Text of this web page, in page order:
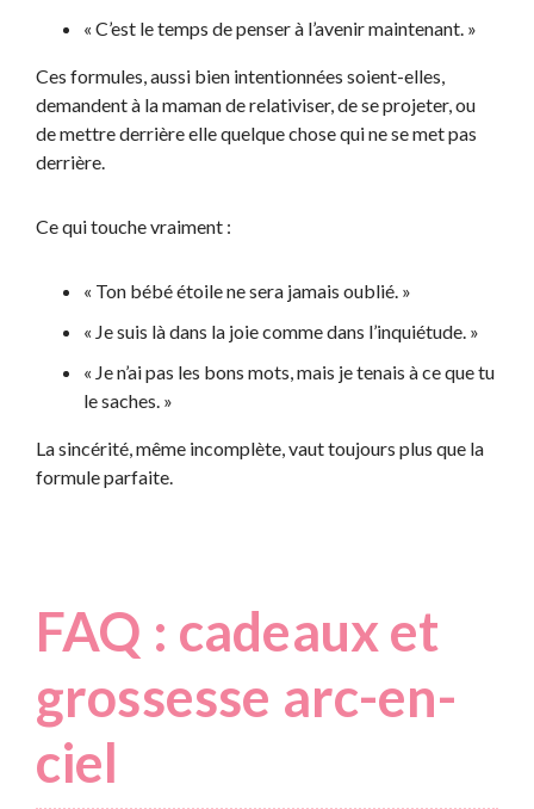
« C’est le temps de penser à l’avenir maintenant. »
Ces formules, aussi bien intentionnées soient-elles,
demandent à la maman de relativiser, de se projeter, ou
de mettre derrière elle quelque chose qui ne se met pas
derrière.
Ce qui touche vraiment :
« Ton bébé étoile ne sera jamais oublié. »
« Je suis là dans la joie comme dans l’inquiétude. »
« Je n’ai pas les bons mots, mais je tenais à ce que tu
le saches. »
La sincérité, même incomplète, vaut toujours plus que la
formule parfaite.
FAQ : cadeaux et
grossesse arc-en-
ciel